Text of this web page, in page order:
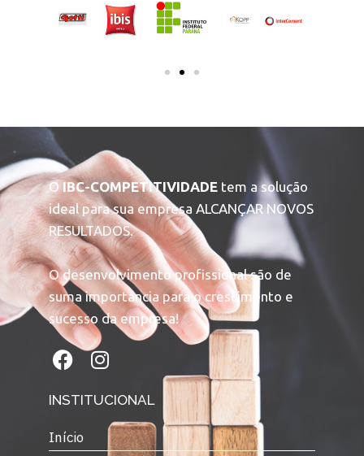
O IBC-COMPETITIVIDADE tem a solução
ideal para sua empresa ALCANÇAR NOVOS
RESULTADOS.
O desenvolvimento profissional são de
suma importância para o crescimento e
sucesso da empresa!
INSTITUCIONAL
Início